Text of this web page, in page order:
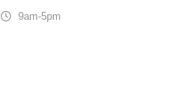
9am-5pm